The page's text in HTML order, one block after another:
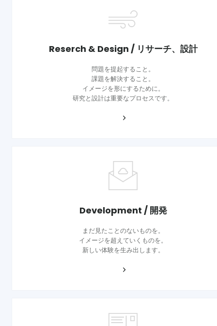
Reserch & Design / リサーチ、設計
問題を提起すること。
課題を解決すること。
イメージを形にするために。
研究と設計は重要なプロセスです。
Development / 開発
まだ見たことのないものを。
イメージを超えていくものを。
新しい体験を生み出します。